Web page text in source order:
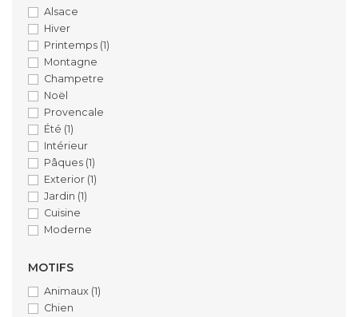
Alsace
Hiver
Printemps (1)
Montagne
Champetre
Noël
Provencale
Été (1)
Intérieur
Pâques (1)
Exterior (1)
Jardin (1)
Cuisine
Moderne
MOTIFS
Animaux (1)
Chien